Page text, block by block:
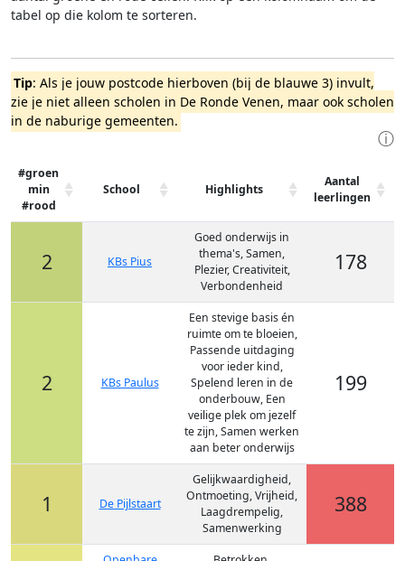
tabel op die kolom te sorteren.
Tip: Als je jouw postcode hierboven (bij de blauwe 3) invult,
zie je niet alleen scholen in De Ronde Venen, maar ook scholen
in de naburige gemeenten.
ⓘ
#groen
min
#rood
School Highlights
Aantal
leerlingen
2 KBs Pius
Goed onderwijs in
thema's, Samen,
Plezier, Creativiteit,
Verbondenheid
178
2 KBs Paulus
Een stevige basis én
ruimte om te bloeien,
Passende uitdaging
voor ieder kind,
Spelend leren in de
onderbouw, Een
veilige plek om jezelf
te zijn, Samen werken
aan beter onderwijs
199
1 De Pijlstaart
Gelijkwaardigheid,
Ontmoeting, Vrijheid,
Laagdrempelig,
Samenwerking
388